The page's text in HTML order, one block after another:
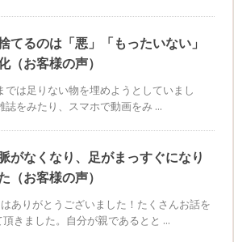
てるのは「悪」「もったいない」
（お客様の声）
では足りない物を埋めようとしていまし
誌をみたり、スマホで動画をみ ...
がなくなり、足がまっすぐになり
（お客様の声）
ありがとうございました！たくさんお話を
きました。自分が親であるとと ...